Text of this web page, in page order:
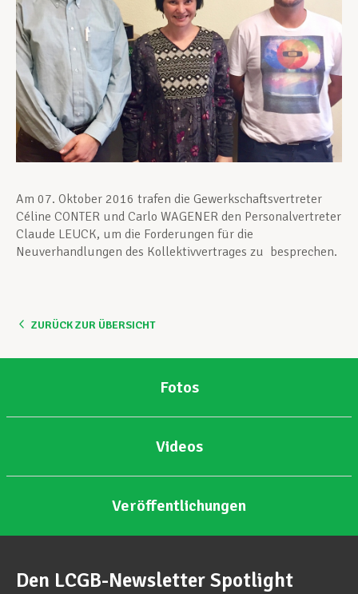
Mitglied werden
Aktuell
Am 07. Oktober 2016 trafen die Gewerkschaftsvertreter
Céline CONTER und Carlo WAGENER den Personalvertreter
Claude LEUCK, um die Forderungen für die
Neuverhandlungen des Kollektivvertrages zu besprechen.
ZURÜCK ZUR ÜBERSICHT
Fotos
Videos
Veröffentlichungen
Den LCGB-Newsletter Spotlight